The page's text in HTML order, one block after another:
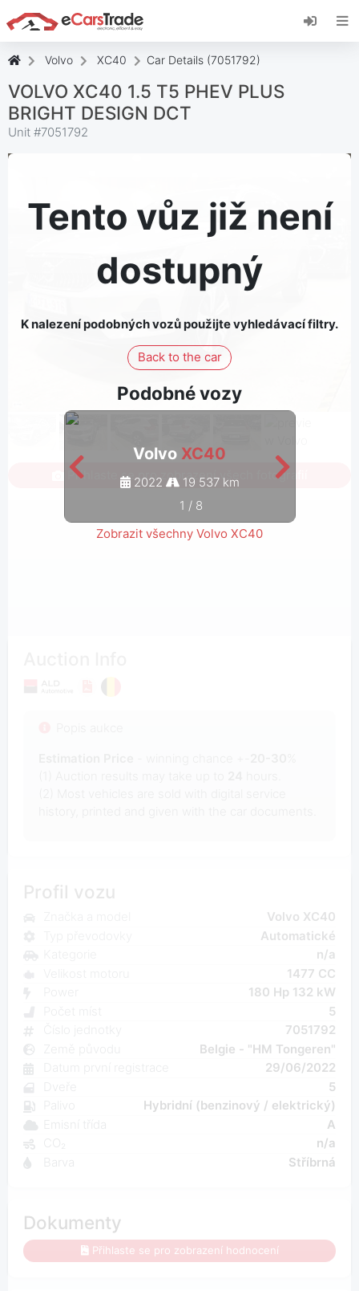
Nainstalujte si webovou aplikaci eCarsTrade,
přidejte si ji na domovskou obrazovku a získejte
Volvo XC40 Car Details (7051792)
VOLVO XC40 1.5 T5 PHEV PLUS
BRIGHT DESIGN DCT
Unit #7051792
Tento vůz již není
dostupný
K nalezení podobných vozů použijte vyhledávací filtry.
Back to the car
Podobné vozy
Volvo XC40
2022
19 537 km
1 / 8
Zobrazit všechny Volvo XC40
Přihlaste se pro zobrazení všech fotografií
Profil vozu
Volvo XC40
Automatické
n/a
1477 CC
180 Hp 132 kW
5
7051792
Belgie - "HM Tongeren"
29/06/2022
5
Hybridní (benzinový / elektrický)
A
n/a
Barva
Stříbrná
Dokumenty
Přihlaste se pro zobrazení hodnocení